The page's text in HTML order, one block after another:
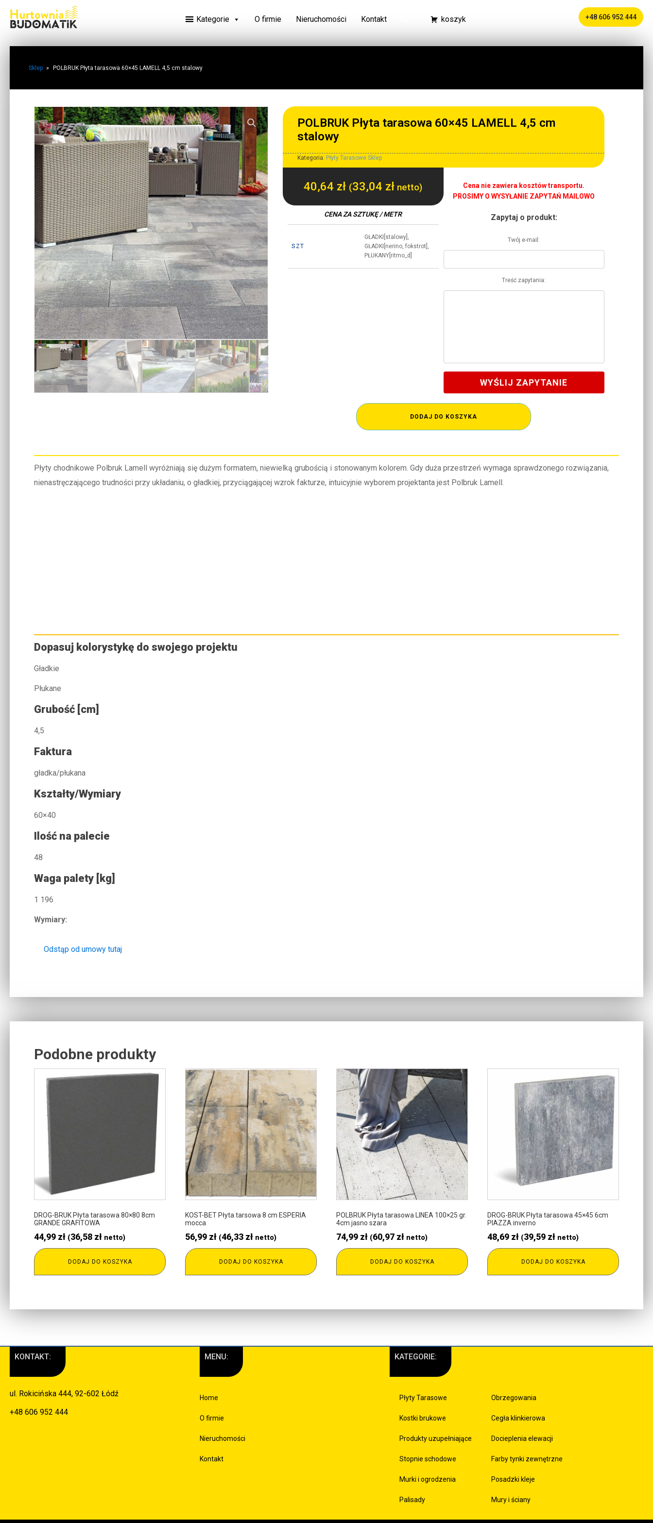
Kategorie O firmie Nieruchomości Kontakt koszyk +48 606 952 444
Sklep » POLBRUK Płyta tarasowa 60×45 LAMELL 4,5 cm stalowy
POLBRUK Płyta tarasowa 60×45 LAMELL 4,5 cm
stalowy
Kategoria: Płyty Tarasowe Sklep
40,64 zł (33,04 zł netto)
CENA ZA SZTUKĘ / METR
SZT
GŁADKI[stalowy],
GŁADKI[nerino, fokstrot],
PŁUKANY[ritmo_d]
Cena nie zawiera kosztów transportu.
PROSIMY O WYSYŁANIE ZAPYTAŃ MAILOWO
Zapytaj o produkt:
Twój e-mail:
Treść zapytania:
WYŚLIJ ZAPYTANIE
DODAJ DO KOSZYKA
Płyty chodnikowe Polbruk Lamell wyróżniają się dużym formatem, niewielką grubością i stonowanym kolorem. Gdy duża przestrzeń wymaga sprawdzonego rozwiązania,
nienastręczającego trudności przy układaniu, o gładkiej, przyciągającej wzrok fakturze, intuicyjnie wyborem projektanta jest Polbruk Lamell.
Dopasuj kolorystykę do swojego projektu
Gładkie
Płukane
Grubość [cm]
4,5
Faktura
gładka/płukana
Kształty/Wymiary
60×40
Ilość na palecie
48
Waga palety [kg]
1 196
Wymiary:
Odstąp od umowy tutaj
Podobne produkty
DROG-BRUK Płyta tarasowa 80×80 8cm
GRANDE GRAFITOWA
44,99 zł (36,58 zł netto)
DODAJ DO KOSZYKA
KOST-BET Płyta tarsowa 8 cm ESPERIA
mocca
56,99 zł (46,33 zł netto)
DODAJ DO KOSZYKA
POLBRUK Płyta tarasowa LINEA 100×25 gr.
4cm jasno szara
74,99 zł (60,97 zł netto)
DODAJ DO KOSZYKA
DROG-BRUK Płyta tarasowa 45×45 6cm
PIAZZA inverno
48,69 zł (39,59 zł netto)
DODAJ DO KOSZYKA
KONTAKT:
ul. Rokicińska 444, 92-602 Łódź
+48 606 952 444
MENU:
Home
O firmie
Nieruchomości
Kontakt
KATEGORIE:
Płyty Tarasowe
Kostki brukowe
Produkty uzupełniające
Stopnie schodowe
Murki i ogrodzenia
Palisady
Obrzegowania
Cegła klinkierowa
Docieplenia elewacji
Farby tynki zewnętrzne
Posadzki kleje
Mury i ściany